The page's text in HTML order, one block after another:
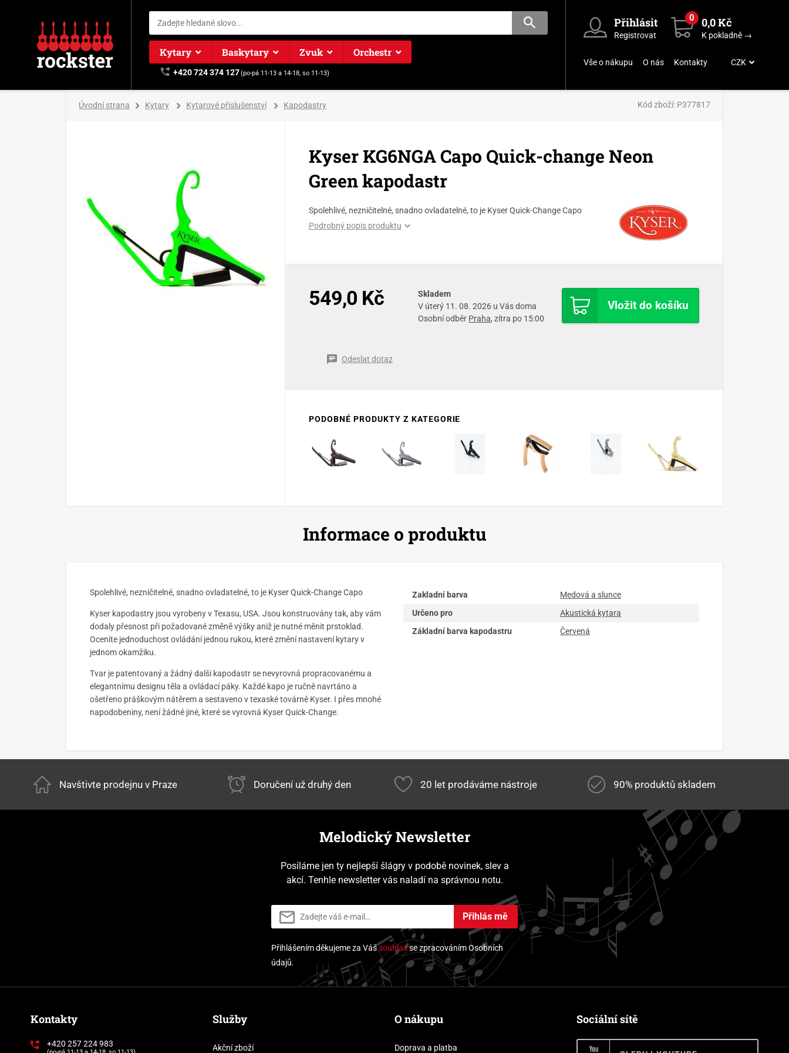
Kytary Baskytary Zvuk Orchestr
+420 724 374 127(po-pá 11-13 a 14-18, so 11-13)
Přihlásit
Registrovat
0 0,0 Kč
K pokladně →
Vše o nákupu O nás Kontakty CZK
Úvodní strana Kytary Kytarové příslušenství Kapodastry Kód zboží: P377817
Kyser KG6NGA Capo Quick-change Neon
Green kapodastr
Spolehlivé, nezničitelné, snadno ovladatelné, to je Kyser Quick-Change Capo
Podrobný popis produktu
549,0 Kč Vložit do košíku
Skladem
V úterý 11. 08. 2026 u Vás doma
Osobní odběr Praha, zítra po 15:00
Odeslat dotaz
PODOBNÉ PRODUKTY Z KATEGORIE
Informace o produktu
Spolehlivé, nezničitelné, snadno ovladatelné, to je Kyser Quick-Change Capo
Kyser kapodastry jsou vyrobeny v Texasu, USA. Jsou konstruovány tak, aby vám
dodaly přesnost při požadované změně výšky aniž je nutné měnit prstoklad.
Oceníte jednoduchost ovládání jednou rukou, které změní nastavení kytary v
jednom okamžiku.
Tvar je patentovaný a žádný dalši kapodastr se nevyrovná propracovanému a
elegantnímu designu těla a ovládací páky. Každé kapo je ručně navrtáno a
ošetřeno práškovým nátěrem a sestaveno v texaské továrně Kyser. I přes mnohé
napodobeniny, není žádné jiné, které se vyrovná Kyser Quick-Change.
Zakladní barva
Medová a slunce
Určeno pro
Akustická kytara
Základní barva kapodastru
Červená
Navštivte prodejnu v Praze Doručení už druhý den 20 let prodáváme nástroje 90% produktů skladem
Melodický Newsletter
Posíláme jen ty nejlepší šlágry v podobě novinek, slev a
akcí. Tenhle newsletter vás naladí na správnou notu.
Přihlás mě
Přihlášením děkujeme za Vášsouhlasse zpracováním Osobních
údajů.
Kontakty
+420 257 224 983
Služby
Akční zboží
O nákupu
Doprava a platba
Sociální sítě